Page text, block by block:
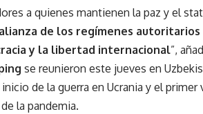
a quienes mantienen la paz y el
de los regímenes autoritarios
y la libertad internacional”,
se reunieron este jueves en
de la guerra en Ucrania y el
la pandemia.